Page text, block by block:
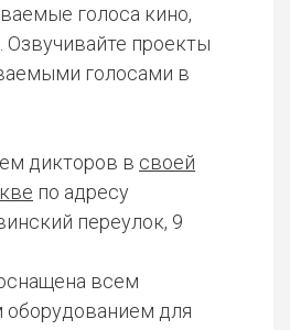
голоса кино,
проекты
голосами в
дикторов в своей
по адресу
переулок, 9
всем
для